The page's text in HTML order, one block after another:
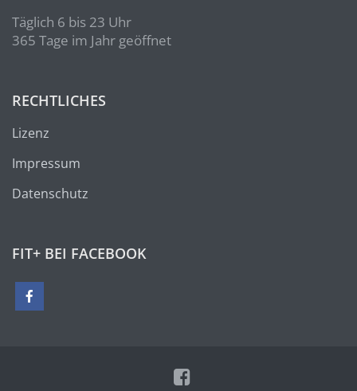
Täglich 6 bis 23 Uhr
365 Tage im Jahr geöffnet
RECHTLICHES
Lizenz
Impressum
Datenschutz
FIT+ BEI FACEBOOK